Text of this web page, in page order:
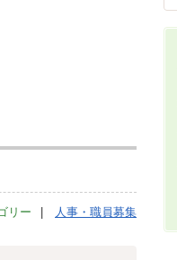
リー 人事・職員募集